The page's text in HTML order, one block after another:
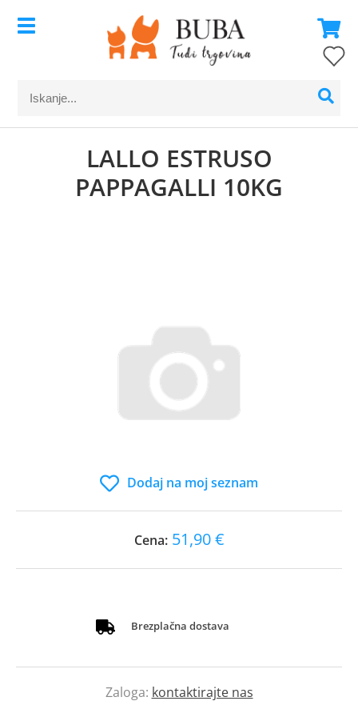
LALLO ESTRUSO
PAPPAGALLI 10KG
Dodaj na moj seznam
Cena: 51,90 €
Brezplačna dostava
Zaloga: kontaktirajte nas